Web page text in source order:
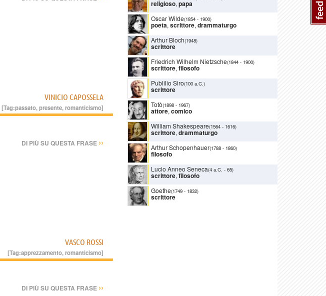
VINICIO CAPOSSELA
[Tag:passato,presente,romanticismo]
DI PIÙ SU QUESTA FRASE ››
VASCO ROSSI
[Tag:apprezzamento,romanticismo]
DI PIÙ SU QUESTA FRASE ››
religioso, papa
Oscar Wilde(1854 - 1900)
poeta, scrittore, drammaturgo
Arthur Bloch(1948)
scrittore
Friedrich Wilhelm Nietzsche(1844 - 1900)
scrittore, filosofo
Publilio Siro(100 a.C.)
scrittore
Totò(1898 - 1967)
attore, comico
William Shakespeare(1564 - 1616)
scrittore, drammaturgo
Arthur Schopenhauer(1788 - 1860)
filosofo
Lucio Anneo Seneca(4 a.C. - 65)
scrittore, filosofo
Goethe(1749 - 1832)
scrittore